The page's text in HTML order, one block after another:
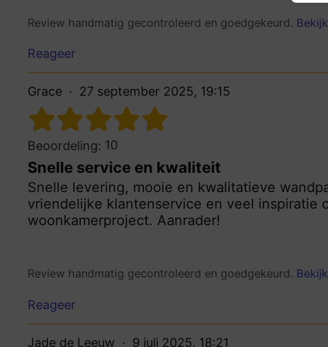
Review handmatig gecontroleerd en goedgekeurd.
Reageer
Grace 27 september 2025, 19:15
Beoordeling: 10
Snelle service en kwaliteit
Snelle levering, mooie en kwalitatieve
vriendelijke klantenservice en veel inspiratie
woonkamerproject. Aanrader!
Review handmatig gecontroleerd en goedgekeurd.
Reageer
Jade de Leeuw 9 juli 2025, 18:21